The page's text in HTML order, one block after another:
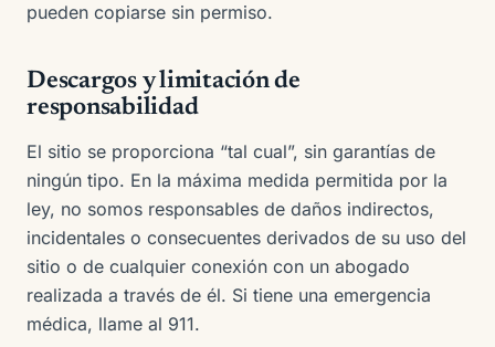
pueden copiarse sin permiso.
Descargos y limitación de
responsabilidad
El sitio se proporciona “tal cual”, sin garantías de
ningún tipo. En la máxima medida permitida por la
ley, no somos responsables de daños indirectos,
incidentales o consecuentes derivados de su uso del
sitio o de cualquier conexión con un abogado
realizada a través de él. Si tiene una emergencia
médica, llame al 911.